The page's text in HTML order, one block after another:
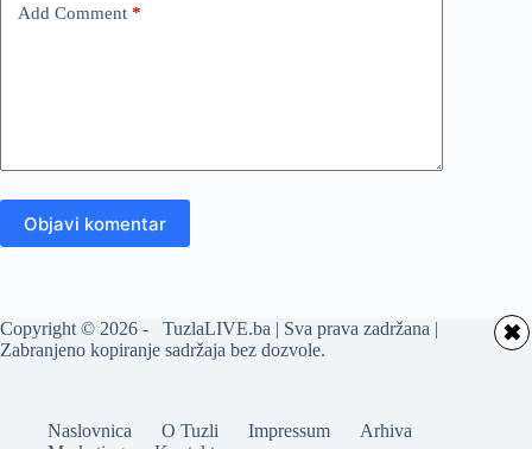
Add Comment *
Objavi komentar
Copyright © 2026 - TuzlaLIVE.ba | Sva prava zadržana |
Zabranjeno kopiranje sadržaja bez dozvole.
Naslovnica O Tuzli Impressum
Arhiva
✖